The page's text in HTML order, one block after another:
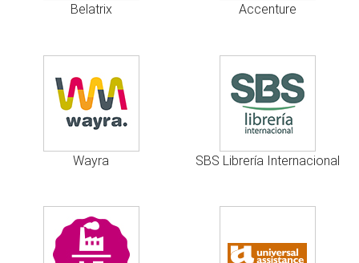
Belatrix Accenture
Wayra SBS Librería Internacional